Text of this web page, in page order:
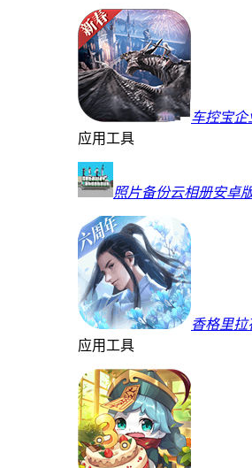
车控宝
应用工具
照片备份云相册安卓
香格里
应用工具